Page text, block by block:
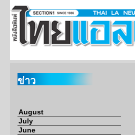
ข่าว
August
July
June